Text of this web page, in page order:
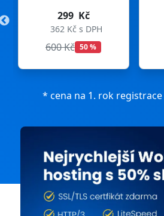
299 Kč
362 Kč s DPH
600 Kč 50 %
* cena na 1. rok